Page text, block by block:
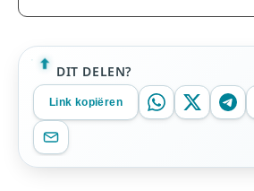
DIT DELEN?
Link kopiëren